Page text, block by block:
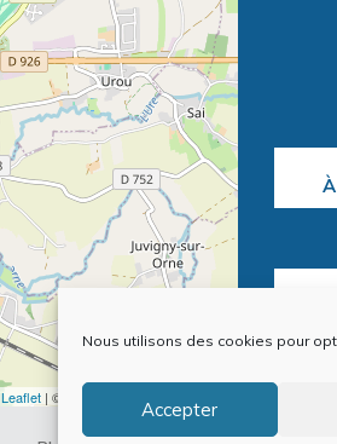
Nous utilisons des cookies pour
Accepter
Leaflet| ©